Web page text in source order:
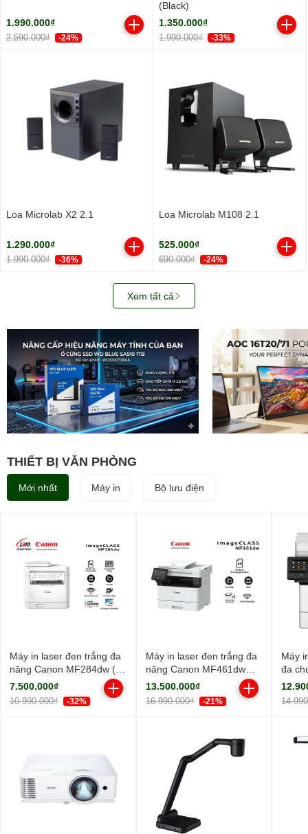
1.990.000₫
2.590.000₫ -24%
(Black)
1.350.000₫
1.990.000₫ -33%
Loa Microlab X2 2.1
1.290.000₫
1.990.000₫ -36%
Loa Microlab M108 2.1
525.000₫
690.000₫ -24%
Xem tất cả
THIẾT BỊ VĂN PHÒNG
Mới nhất Máy in Bộ lưu điện
Máy in laser đen trắng đa
năng Canon MF284dw (In
đảo mặt| Copy| Scan| ADF
A4| A5| USB| LAN| WIFI)
7.500.000₫
10.990.000₫ -32%
Máy in laser đen trắng đa
năng Canon MF461dw
(NK)
13.500.000₫
16.990.000₫ -21%
Máy
đa